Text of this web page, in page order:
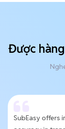
Được
SubEasy offers